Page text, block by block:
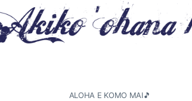
ALOHA E KOMO MAI🎵